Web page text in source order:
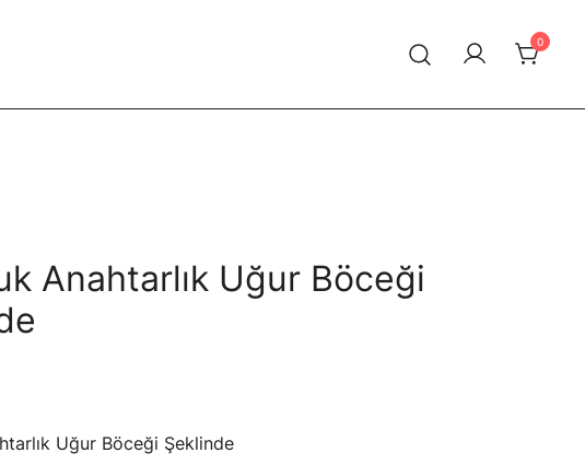
0
Anahtarlık Uğur Böceği
Uğur Böceği Şeklinde